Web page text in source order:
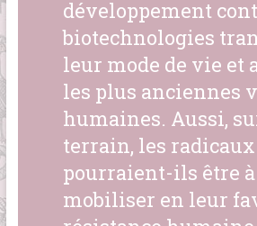
développement
biotechnologies
leur mode de vie et
les plus anciennes
humaines. Aussi,
terrain, les radicaux
pourraient-ils être
mobiliser en leur